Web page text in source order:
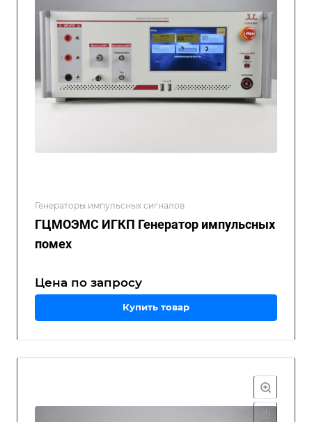
Генераторы импульсных сигналов
ГЦМОЭМС ИГКП Генератор импульсных
помех
Цена по запросу
Купить товар